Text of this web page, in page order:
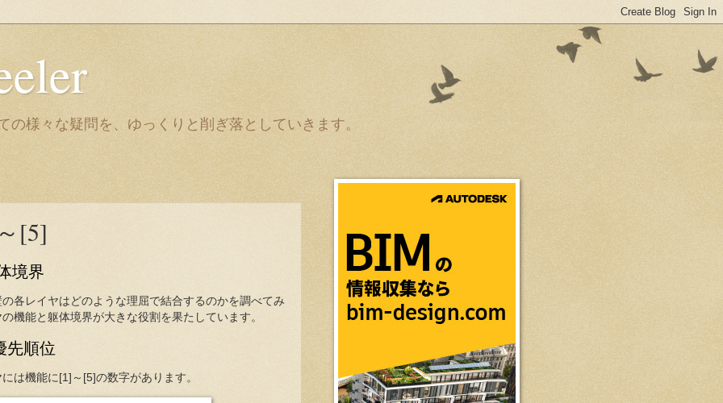
の様々な疑問を、ゆっくりと削ぎ落としていきます。
[5]
境界
各レイヤはどのような理屈で結合するのかを調べてみ
機能と躯体境界が大きな役割を果たしています。
先順位
は機能に[1]～[5]の数字があります。